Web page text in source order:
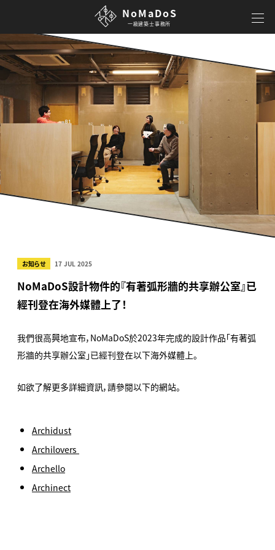
NoMaDoS
一級建築士事務所
お知らせ 17 JUL 2025
NoMaDoS設計物件的『有著弧形牆的共享辦公室』已
經刊登在海外媒體上了！
我們很高興地宣布，NoMaDoS於2023年完成的設計作品「有著弧
形牆的共享辦公室」已經刊登在以下海外媒體上。
如欲了解更多詳細資訊，請參閱以下的網站。
Archidust
Archilovers
Archello
Archinect